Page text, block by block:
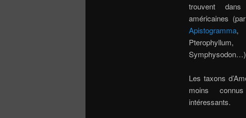
trouvent
américaines
Apistogramma
Les taxons
moins
intéressants.